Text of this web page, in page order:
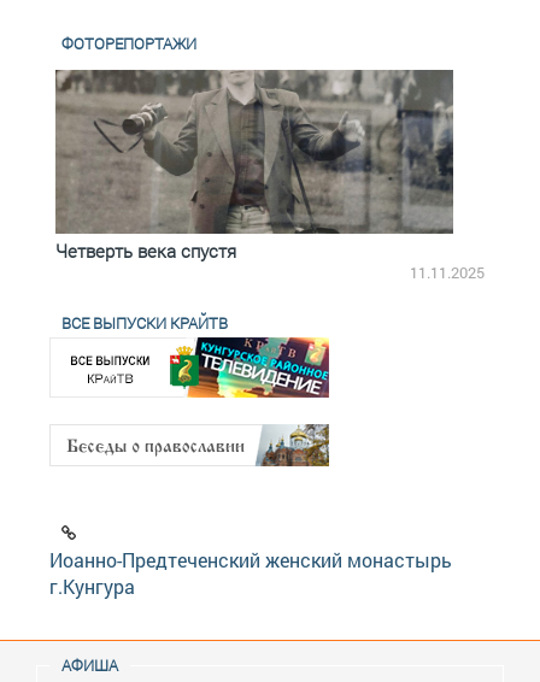
ФОТОРЕПОРТАЖИ
Четверть века спустя
11.11.2025
ВСЕ ВЫПУСКИ КРАЙТВ
Иоанно-Предтеченский женский монастырь
г.Кунгура
АФИША